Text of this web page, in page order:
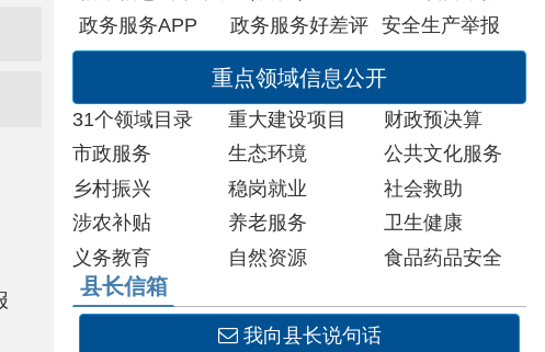
稳岗就业 社会救助
食品药品安全
箱
我向县长说句话
[2026-06-04]
[2026-05-08]
从乌什县自驾到阿合奇镇需要边境通行证吗
请问进入阿合奇县市区需要边境通行证吗 [2026-04-19]
[2026-04-16]